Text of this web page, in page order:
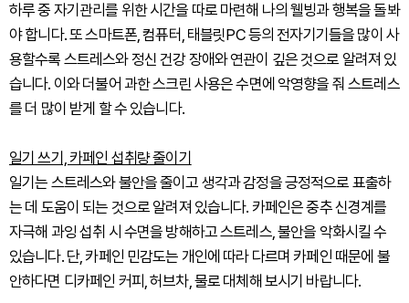
하루 중 자기관리를 위한 시간을 따로 마련해 나의 웰빙과 행복을 돌봐
야 합니다. 또 스마트폰, 컴퓨터, 태블릿PC 등의 전자기기들을 많이 사
용할수록 스트레스와 정신 건강 장애와 연관이 깊은 것으로 알려져 있
습니다. 이와 더불어 과한 스크린 사용은 수면에 악영향을 줘 스트레스
를 더 많이 받게 할 수 있습니다.
일기 쓰기, 카페인 섭취량 줄이기
일기는 스트레스와 불안을 줄이고 생각과 감정을 긍정적으로 표출하
는 데 도움이 되는 것으로 알려져 있습니다. 카페인은 중추 신경계를
자극해 과잉 섭취 시 수면을 방해하고 스트레스, 불안을 악화시킬 수
있습니다. 단, 카페인 민감도는 개인에 따라 다르며 카페인 때문에 불
안하다면 디카페인 커피, 허브차, 물로 대체해 보시기 바랍니다.